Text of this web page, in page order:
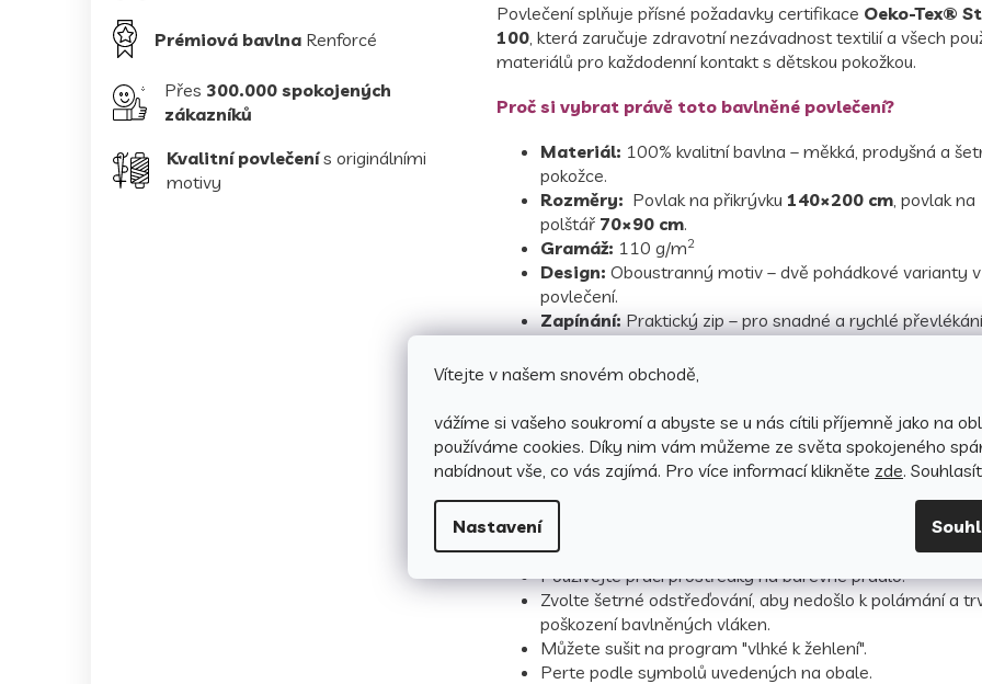
Vítejte v našem snovém obchodě,
vážíme si vašeho soukromí a abyste se u nás cítili příjemně jako na
používáme cookies. Díky nim vám můžeme ze světa spokojeného
nabídnout vše, co vás zajímá. Pro více informací klikněte zde.
Nastavení
Prémiová bavlna Renforcé
Přes 300.000 spokojených
zákazníků
Kvalitní povlečenís originálními
motivy
Povlečení splňuje přísné požadavky certifikace Oeko-Tex®
100 , která zaručuje zdravotní nezávadnost textilií a všech
materiálů pro každodenní kontakt s dětskou pokožkou.
Proč si vybrat právě toto bavlněné povlečení?
Materiál: 100% kvalitní bavlna – měkká, prodyšná a
pokožce.
Rozměry: Povlak na přikrývku 140×200 cm , povlak na
polštář 70×90 cm.
Gramáž: 110 g/m2
Design: Oboustranný motiv – dvě pohádkové varianty
povlečení.
Zapínání: Praktický zip – pro snadné a rychlé
Povlečení si zachovává dlouhou
nevyblednou ani při častém praní.
nezávadnost textilií.
Jak pečovat o povlečení, aby si dlouho zachovalo svou
vzhled?
Perte naruby se zapnutým zipem.
Před prvním použitím vyperte samostatně na 40 °C.
Používejte prací prostředky na barevné prádlo.
Zvolte šetrné odstřeďování, aby nedošlo k polámání a
poškození bavlněných vláken.
Můžete sušit na program "vlhké k žehlení".
Perte podle symbolů uvedených na obale.